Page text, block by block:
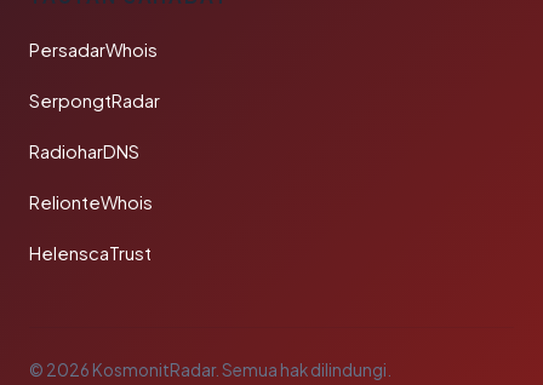
PersadarWhois
SerpongtRadar
RadioharDNS
RelionteWhois
HelenscaTrust
© 2026 KosmonitRadar. Semua hak dilindungi.